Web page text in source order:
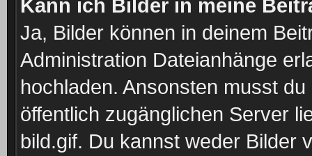
Kann ich Bilder in meine
Ja, Bilder können in deinem
Administration Dateianhänge
hochladen. Ansonsten musst
öffentlich zugänglichen Server
bild.gif. Du kannst weder Bilder